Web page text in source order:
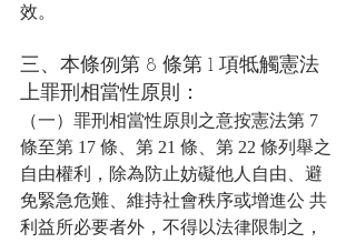
效。
三、本條例第 8 條第 1 項牴觸憲法
上罪刑相當性原則：
（一）罪刑相當性原則之意按憲法第 7
條至第 17 條、第 21 條、第 22 條列舉之
自由權利，除為防止妨礙他人自由、避
免緊急危難、維持社會秩序或增進公 共
利益所必要者外，不得以法律限制之，